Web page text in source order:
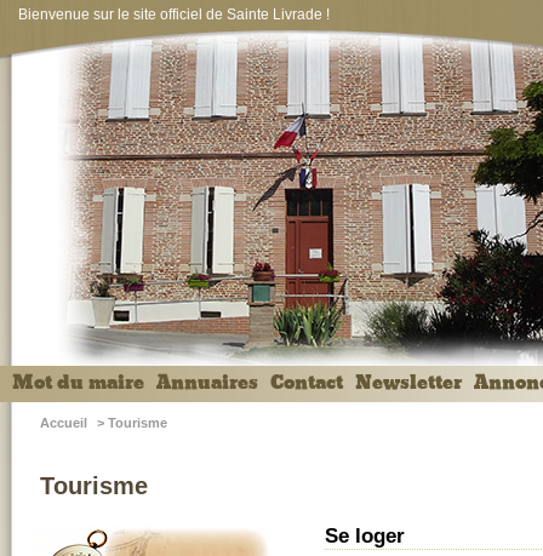
Bienvenue sur le site officiel de Sainte Livrade !
Mot du maire Annuaires Contact Newsletter
Accueil > Tourisme
Tourisme
Se loger